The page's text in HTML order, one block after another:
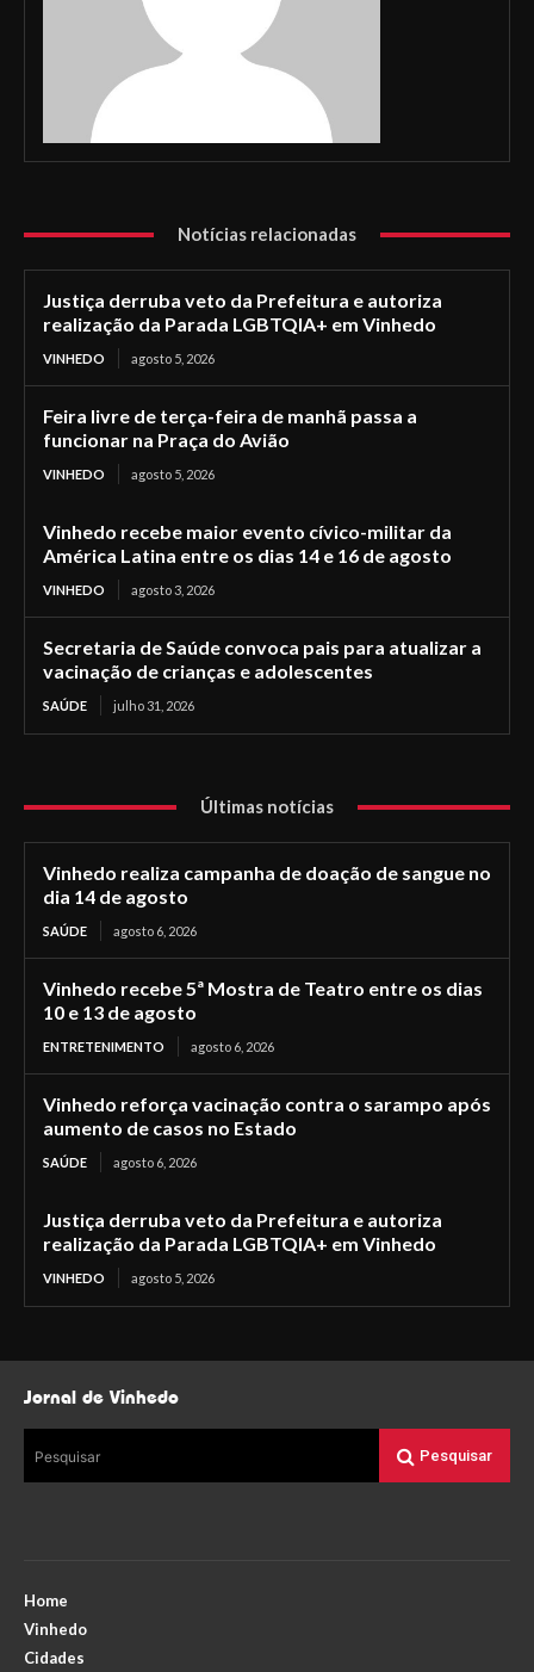
Notícias relacionadas
Justiça derruba veto da Prefeitura e autoriza
realização da Parada LGBTQIA+ em Vinhedo
VINHEDO agosto 5, 2026
Feira livre de terça-feira de manhã passa a
funcionar na Praça do Avião
VINHEDO agosto 5, 2026
Vinhedo recebe maior evento cívico-militar da
América Latina entre os dias 14 e 16 de agosto
VINHEDO agosto 3, 2026
Secretaria de Saúde convoca pais para atualizar a
vacinação de crianças e adolescentes
SAÚDE julho 31, 2026
Últimas notícias
Vinhedo realiza campanha de doação de sangue no
dia 14 de agosto
SAÚDE agosto 6, 2026
Vinhedo recebe 5ª Mostra de Teatro entre os dias
10 e 13 de agosto
ENTRETENIMENTO agosto 6, 2026
Vinhedo reforça vacinação contra o sarampo após
aumento de casos no Estado
SAÚDE agosto 6, 2026
Justiça derruba veto da Prefeitura e autoriza
realização da Parada LGBTQIA+ em Vinhedo
VINHEDO agosto 5, 2026
Jornal de Vinhedo
Pesquisar Pesquisar
Home
Vinhedo
Cidades